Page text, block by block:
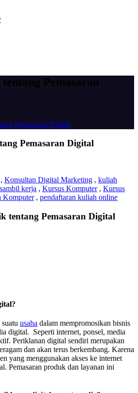
Pemasaran
Pemasaran Digital
Pemasaran Digital
Konsultan Digital Marketing , kuliah
kerja , Kursus Komputer, Kursus
Komputer, pendaftaran kuliah online
tentang Pemasaran Digital
usaha dalam mempromosikan bisnis
digital. Seperti internet, ponsel, media
Periklanan digital sendiri merupakan
dan akan terus berkembang. Karena
yang menggunakan akses ke internet
Pemasaran produk dan layanan ini